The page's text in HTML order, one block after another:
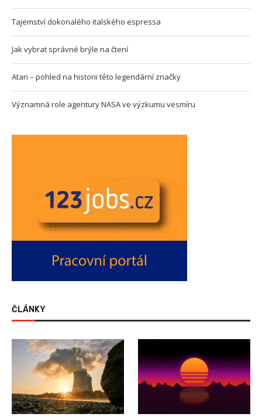
Tajemství dokonalého italského espressa
Jak vybrat správné brýle na čtení
Atari – pohled na historii této legendární značky
Významná role agentury NASA ve výzkumu vesmíru
ČLÁNKY